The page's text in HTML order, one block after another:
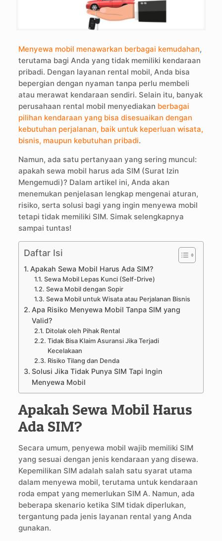
Menyewa mobil menawarkan berbagai kemudahan,
terutama bagi Anda yang tidak memiliki kendaraan
pribadi. Dengan layanan rental mobil, Anda bisa
bepergian dengan nyaman tanpa perlu membeli
atau merawat kendaraan sendiri. Selain itu, banyak
perusahaan rental mobil menyediakan berbagai
pilihan kendaraan yang bisa disesuaikan dengan
kebutuhan perjalanan, baik untuk keperluan wisata,
bisnis, maupun kebutuhan pribadi.
Namun, ada satu pertanyaan yang sering muncul:
apakah sewa mobil harus ada SIM (Surat Izin
Mengemudi)? Dalam artikel ini, Anda akan
menemukan penjelasan lengkap mengenai aturan,
risiko, serta solusi bagi yang ingin menyewa mobil
tetapi tidak memiliki SIM. Simak selengkapnya
sampai tuntas!
Daftar Isi
Apakah Sewa Mobil Harus Ada SIM?
Sewa Mobil Lepas Kunci (Self-Drive)
Sewa Mobil dengan Sopir
Sewa Mobil untuk Wisata atau Perjalanan Bisnis
Apa Risiko Menyewa Mobil Tanpa SIM yang
Valid?
Ditolak oleh Pihak Rental
Tidak Bisa Klaim Asuransi Jika Terjadi
Kecelakaan
Risiko Tilang dan Denda
Solusi Jika Tidak Punya SIM Tapi Ingin
Menyewa Mobil
Apakah Sewa Mobil Harus
Ada SIM?
Secara umum, penyewa mobil wajib memiliki SIM
yang sesuai dengan jenis kendaraan yang disewa.
Kepemilikan SIM adalah salah satu syarat utama
dalam menyewa mobil, terutama untuk kendaraan
roda empat yang memerlukan SIM A. Namun, ada
beberapa skenario ketika SIM tidak diperlukan,
tergantung pada jenis layanan rental yang Anda
gunakan.